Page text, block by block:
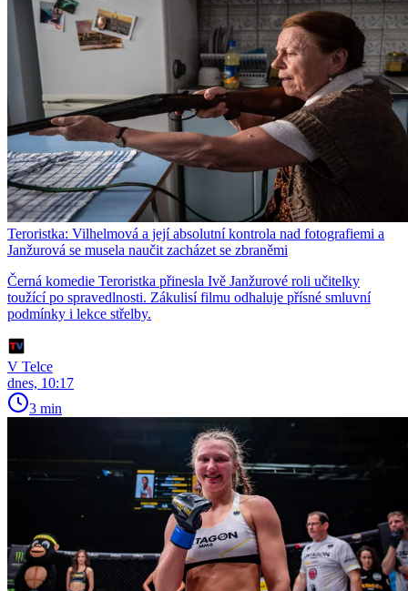
Teroristka: Vilhelmová a její absolutní kontrola nad fotografiemi a
Janžurová se musela naučit zacházet se zbraněmi
Černá komedie Teroristka přinesla Ivě Janžurové roli učitelky
toužící po spravedlnosti. Zákulisí filmu odhaluje přísné smluvní
podmínky i lekce střelby.
V Telce
dnes, 10:17
3 min